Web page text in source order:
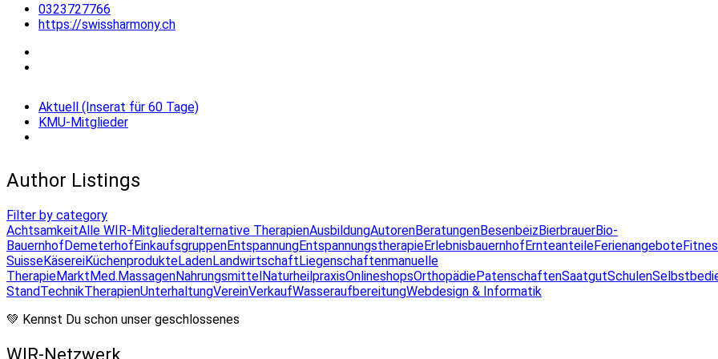
0323727766
https://swissharmony.ch
Aktuell (Inserat für 60 Tage)
KMU-Mitglieder
Author Listings
Filter by category
AchtsamkeitAlle WIR-Mitgliederalternative TherapienAusbildungAutorenBeratungenBesenbeizBierbrauerBio-
BauernhofDemeterhofEinkaufsgruppenEntspannungEntspannungstherapieErlebnisbauernhofErnteanteileFerienangebote
SuisseKäsereiKüchenprodukteLadenLandwirtschaftLiegenschaftenmanuelle
TherapieMarktMed.MassagenNahrungsmittelNaturheilpraxisOnlineshopsOrthopädiePatenschaftenSaatgutSchulen
StandTechnikTherapienUnterhaltungVereinVerkaufWasseraufbereitungWebdesign & Informatik
💚 Kennst Du schon unser geschlossenes
WIR-Netzwerk